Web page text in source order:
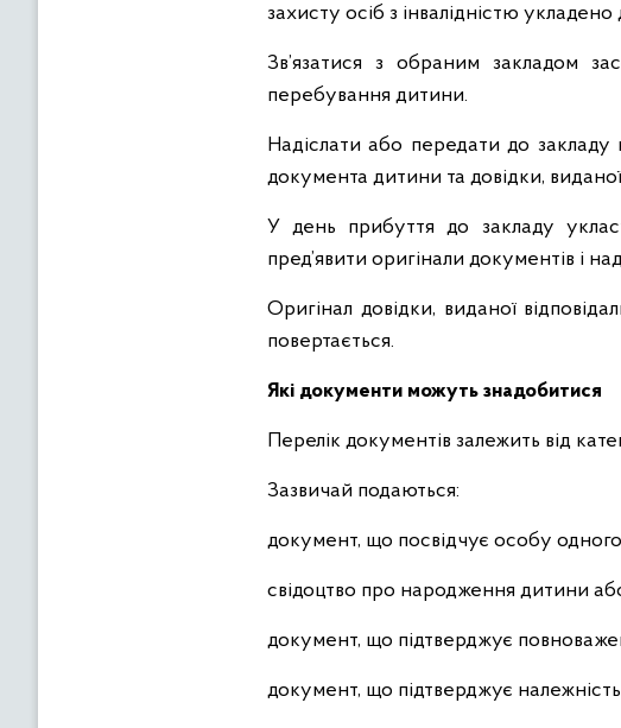
захисту осіб з інвалідністю укладено
Зв’язатися з обраним закладом
перебування дитини.
Надіслати або передати до закладу
документа дитини та довідки,
У день прибуття до закладу
пред’явити оригінали документів
Оригінал довідки, виданої
повертається.
Які документи можуть знадобитися
Перелік документів залежить від
Зазвичай подаються:
документ, що посвідчує особу
свідоцтво про народження дитини
документ, що підтверджує
документ, що підтверджує належність